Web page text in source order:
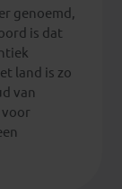
genoemd,
is dat
land is zo
van